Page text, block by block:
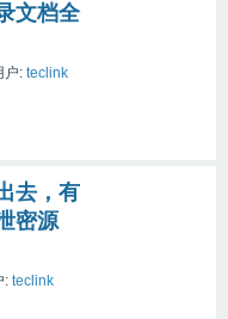
文档全
户: teclink
去，有
密源
: teclink